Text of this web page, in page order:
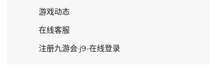
游戏动态
在线客服
注册九游会·j9-在线登录